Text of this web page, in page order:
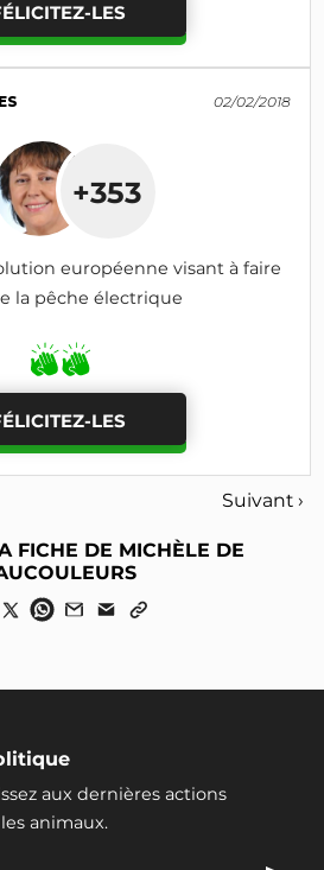
LES
02/02/2018
+353
européenne visant à faire
la pêche électrique
LES
Suivant ›
FICHE DE MICHÈLE DE
aux dernières actions
animaux.